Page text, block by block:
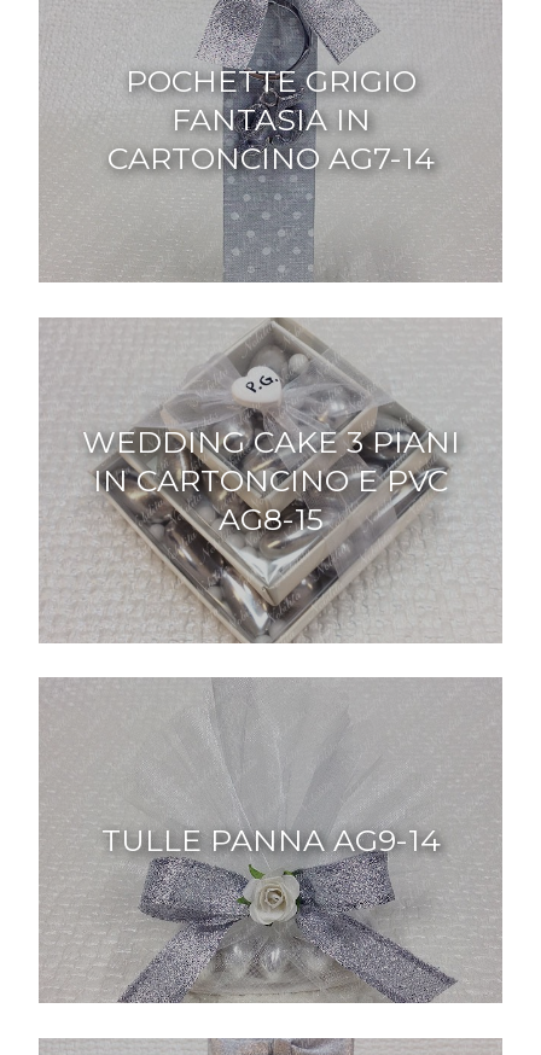
POCHETTE GRIGIO
FANTASIA IN
CARTONCINO AG7-14
WEDDING CAKE 3 PIANI
IN CARTONCINO E PVC
AG8-15
TULLE PANNA AG9-14